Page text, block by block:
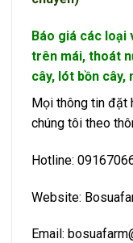
Báo giá các
trên mái, thoát
cây, lót bồn cây,
Mọi thông tin đặt
chúng tôi theo
Hotline:
Website:
Email: